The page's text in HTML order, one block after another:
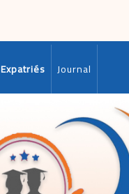
Expatriés Journal